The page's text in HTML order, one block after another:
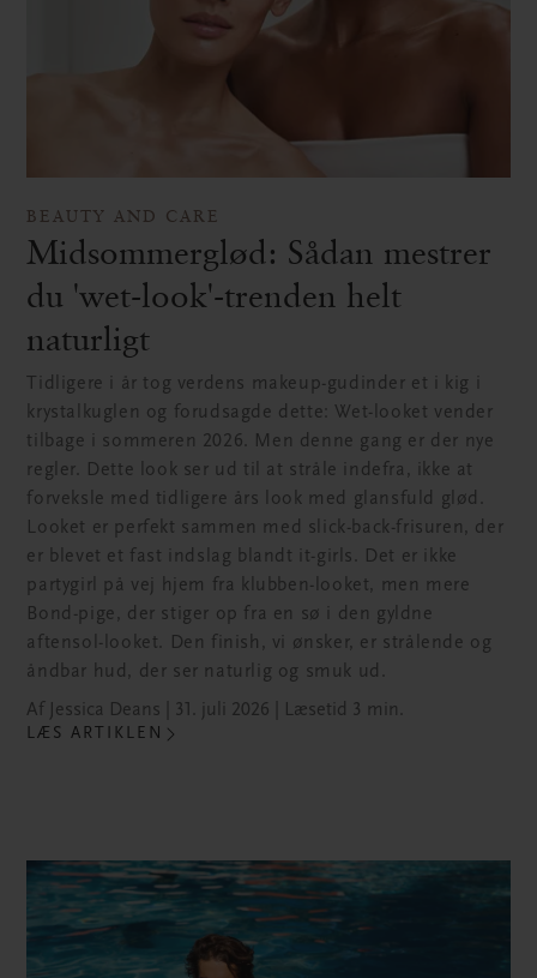
BEAUTY AND CARE
Midsommerglød: Sådan mestrer
du 'wet-look'-trenden helt
naturligt
Tidligere i år tog verdens makeup-gudinder et i kig i
krystalkuglen og forudsagde dette: Wet-looket vender
tilbage i sommeren 2026. Men denne gang er der nye
regler. Dette look ser ud til at stråle indefra, ikke at
forveksle med tidligere års look med glansfuld glød.
Looket er perfekt sammen med slick-back-frisuren, der
er blevet et fast indslag blandt it-girls. Det er ikke
partygirl på vej hjem fra klubben-looket, men mere
Bond-pige, der stiger op fra en sø i den gyldne
aftensol-looket. Den finish, vi ønsker, er strålende og
åndbar hud, der ser naturlig og smuk ud.
Af Jessica Deans | 31. juli 2026 | Læsetid 3 min.
LÆS ARTIKLEN